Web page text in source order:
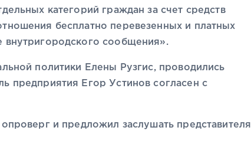
категорий граждан за счет средств
бесплатно перевезенных и платных
внутригородского сообщения».
политики Елены Рузгис, проводились
предприятия Егор Устинов согласен с
и предложил заслушать представителя